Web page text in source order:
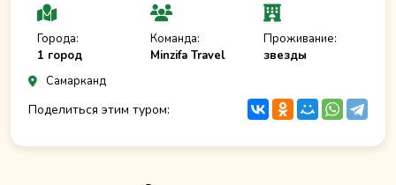
Города:
1 город
Команда:
Minzifa Travel
Проживание:
звезды
Самарканд
Поделиться этим туром: